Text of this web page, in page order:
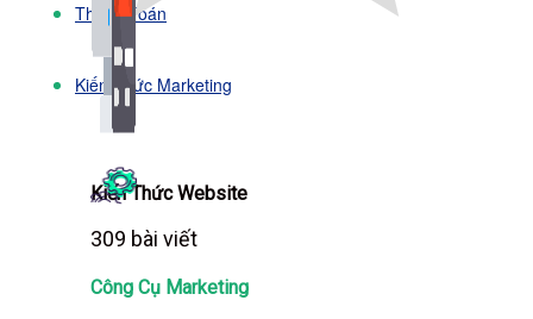
Kiến Thức Website
309 bài viết
Thanh Toán
Kiến Thức Marketing
Công Cụ Marketing